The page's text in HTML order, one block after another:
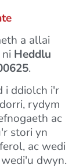
a allai
Heddlu
.
i ddiolch i'r
rydym
ac
stori yn
ac wedi
dwyn.